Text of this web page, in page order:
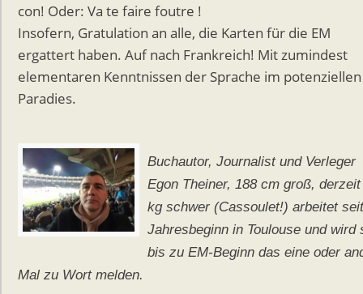
con! Oder: Va te faire foutre !
Insofern, Gratulation an alle, die Karten für die EM
ergattert haben. Auf nach Frankreich! Mit zumindest
elementaren Kenntnissen der Sprache im potenziellen
Paradies.
Buchautor, Journalist und Verleger
Egon Theiner, 188 cm groß,
kg schwer (Cassoulet!) arbeitet seit
Jahresbeginn in Toulouse und wird
bis zu EM-Beginn das eine oder
Mal zu Wort melden.